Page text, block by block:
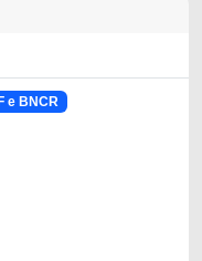
e BNCR